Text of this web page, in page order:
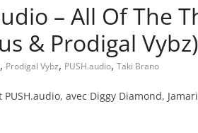
– All Of The
& Prodigal Vybz)
, Prodigal Vybz, PUSH.audio, Taki Brano
avec Diggy Diamond,